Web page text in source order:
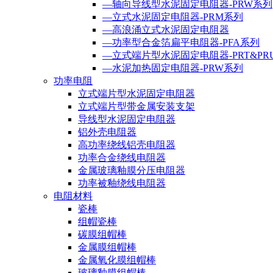
—轴向导线型水泥固定电阻器-PRW系列
—立式水泥固定电阻器-PRM系列
—高浪涌立式水泥固定电阻器
—功率型合金箔扁平电阻器-PFA系列
—立式端片型水泥固定电阻器-
—水泥加热固定电阻器-PRW系列
功率电阻
立式端片型水泥固定电阻器
立式端片型带金属安装支架
导线型水泥固定电阻器
铝外壳电阻器
高功率绕线铝壳电阻器
功率合金绕线电阻器
金属玻璃釉膜分压电阻器
功率被釉绕线电阻器
电阻材料
瓷棒
组帽瓷棒
碳膜组帽棒
金属膜组帽棒
金属氧化膜组帽棒